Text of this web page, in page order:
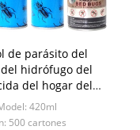
de parásito del
hidrófugo del
del hogar del
420ML
420ml
500 cartones